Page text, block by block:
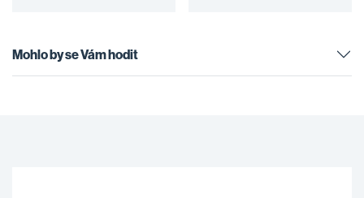
Mohlo by se Vám hodit